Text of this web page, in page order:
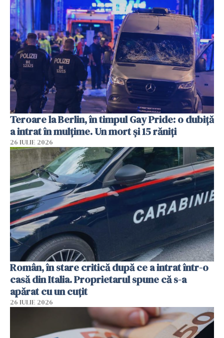
Teroare la Berlin, în timpul Gay Pride: o dubiță
a intrat în mulțime. Un mort și 15 răniți
26 IULIE 2026
Român, în stare critică după ce a intrat într-o
casă din Italia. Proprietarul spune că s-a
apărat cu un cuțit
26 IULIE 2026